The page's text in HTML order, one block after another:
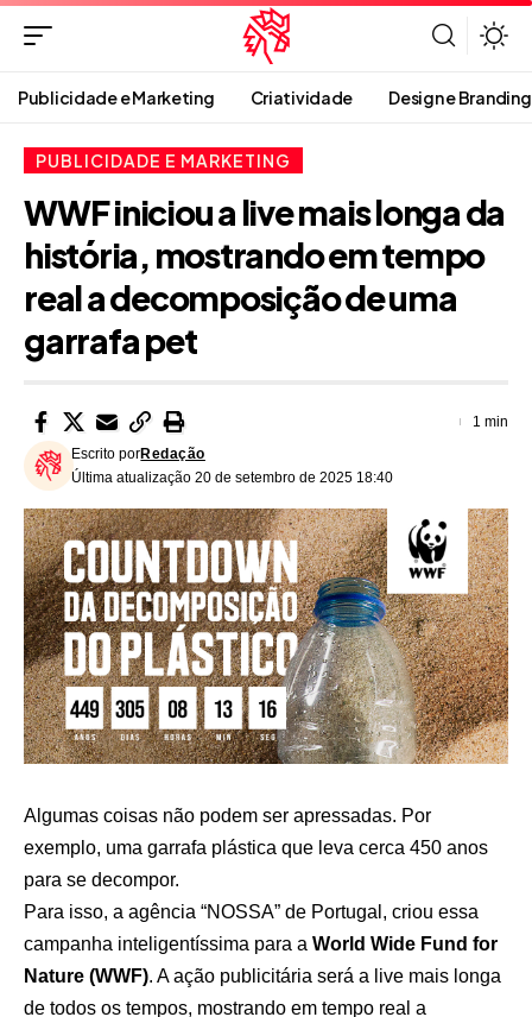
Publicidade e Marketing Criatividade Design e Branding
PUBLICIDADE E MARKETING
WWF iniciou a live mais longa da
história, mostrando em tempo
real a decomposição de uma
garrafa pet
Última atualização 20 de setembro de 2025 18:40
Escrito porRedação
1 min
Algumas coisas não podem ser apressadas. Por
exemplo, uma garrafa plástica que leva cerca 450 anos
para se decompor.
Para isso, a agência “NOSSA” de Portugal, criou essa
campanha inteligentíssima para a World Wide Fund for
Nature (WWF). A ação publicitária será a live mais longa
de todos os tempos, mostrando em tempo real a